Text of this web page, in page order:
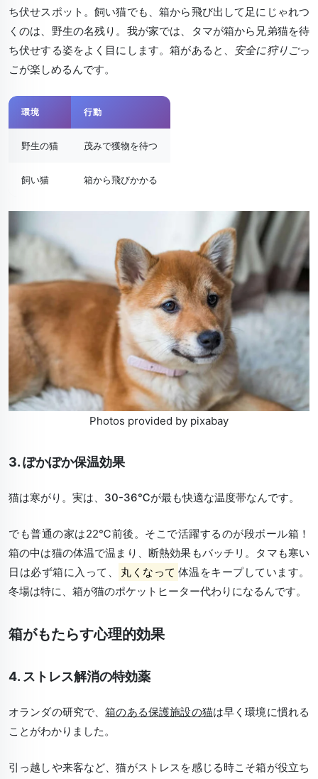
ち伏せスポット。飼い猫でも、箱から飛び出して足にじゃれつ
くのは、野生の名残り。我が家では、タマが箱から兄弟猫を待
ち伏せする姿をよく目にします。箱があると、 安全に狩りごっ
こが楽しめるんです。
環境 行動
野生の猫 茂みで獲物を待つ
飼い猫 箱から飛びかかる
Photos provided by pixabay
3. ぽかぽか保温効果
猫は寒がり。実は、 30-36℃が最も快適な温度帯なんです。
でも普通の家は22℃前後。そこで活躍するのが段ボール箱！
箱の中は猫の体温で温まり、断熱効果もバッチリ。タマも寒い
日は必ず箱に入って、
丸くなって 体温をキープしています。
冬場は特に、箱が猫のポケットヒーター代わりになるんです。
箱がもたらす心理的効果
4. ストレス解消の特効薬
オランダの研究で、箱のある保護施設の猫は早く環境に慣れる
ことがわかりました。
引っ越しや来客など、猫がストレスを感じる時こそ箱が役立ち